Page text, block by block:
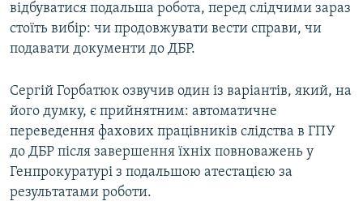
відбуватися подальша робота, перед слідчими зараз
стоїть вибір: чи продовжувати вести справи, чи
подавати документи до ДБР.
Сергій Горбатюк озвучив один із варіантів, який, на
його думку, є прийнятним: автоматичне
переведення фахових працівників слідства в ГПУ
до ДБР після завершення їхніх повноважень у
Генпрокуратурі з подальшою атестацією за
результатами роботи.